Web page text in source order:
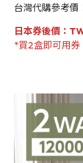
台灣代購參考
日本券後價 ：
*買2盒即可用券